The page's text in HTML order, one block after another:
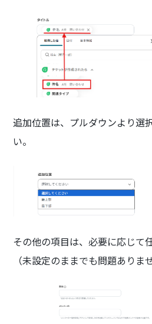
追加位置は、プルダウンより選
い。
その他の項目は、必要に応じて
（未設定のままでも問題ありま